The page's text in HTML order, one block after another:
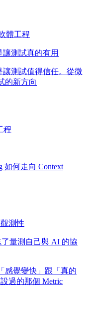
體工程
測試真的有用
測試值得信任。從微
的新方向
程
如何走向 Context
測性
量測自己與 AI 的協
感覺變快」跟「真的
過的那個 Metric